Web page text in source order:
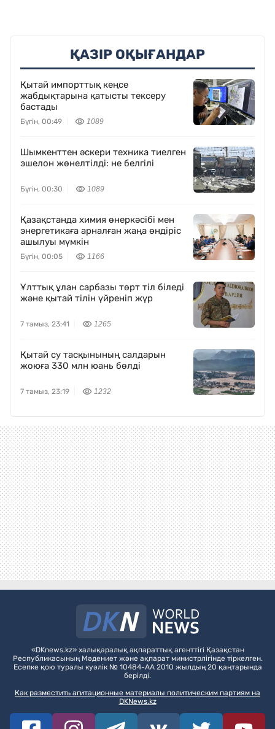
ҚАЗІР ОҚЫҒАНДАР
Қытай импорттық кеңсе
жабдықтарына қатысты тексеру
бастады
Бүгін, 00:49 1089
Шымкенттен әскери техника тиелген
эшелон жөнелтілді: не белгілі
Бүгін, 00:30 1089
Қазақстанда химия өнеркәсібі мен
энергетикаға арналған жаңа өндіріс
ашылуы мүмкін
Бүгін, 00:05 1166
Ұлттық ұлан сарбазы төрт тіл біледі
және қытай тілін үйреніп жүр
7 тамыз, 23:41 1265
Қытай су тасқынының салдарын
жоюға 330 млн юань бөлді
7 тамыз, 23:19 1232
«DKnews.kz» халықаралық ақпараттық агенттігі Қазақстан
Республикасының Мәдениет және ақпарат министрлігінде тіркелген.
Есепке қою туралы куәлік № 10484-АА 2010 жылдың 20 қаңтарында
берілді.
Как разместить агитационные материалы политическим партиям на
DKNews.kz